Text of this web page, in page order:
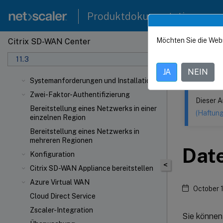
Produktdokumentation
Citrix SD-WAN Center
11.3
Systemanforderungen und Installation
Zwei-Faktor-Authentifizierung
Bereitstellung eines Netzwerks in einer
einzelnen Region
Bereitstellung eines Netzwerks in
mehreren Regionen
Konfiguration
Citrix SD-WAN Appliance bereitstellen
Azure Virtual WAN
Cloud Direct Service
Zscaler-Integration
Dieser Inhalt
Citrix
<
Dieser
October
Sie
Möchten Sie die
JA NEIN